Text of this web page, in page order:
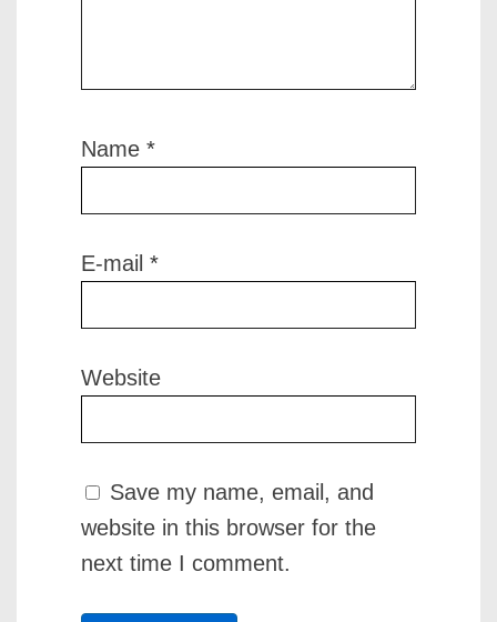
Name *
E-mail *
Website
Save my name, email, and
website in this browser for the
next time I comment.